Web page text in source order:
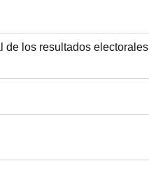
de los resultados electorales